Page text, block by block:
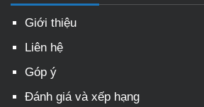
Giới thiệu
Liên hệ
Góp ý
Đánh giá và xếp hạng